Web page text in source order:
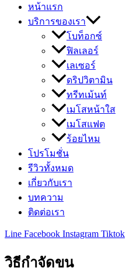
หน้าแรก
บริการของเรา
โบท็อกซ์
ฟิลเลอร์
เลเซอร์
ดริปวิตามิน
ทรีทเม้นท์
เมโสหน้าใส
เมโสแฟต
ร้อยไหม
โปรโมชั่น
รีวิวทั้งหมด
เกี่ยวกับเรา
บทความ
ติดต่อเรา
Line Facebook Instagram Tiktok
วิธีกำจัดขน